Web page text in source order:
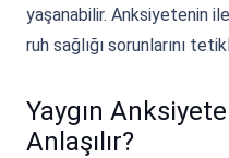
yaşanabilir. Anksiyetenin
ruh sağlığı sorunlarını
Yaygın
Anlaşılır?